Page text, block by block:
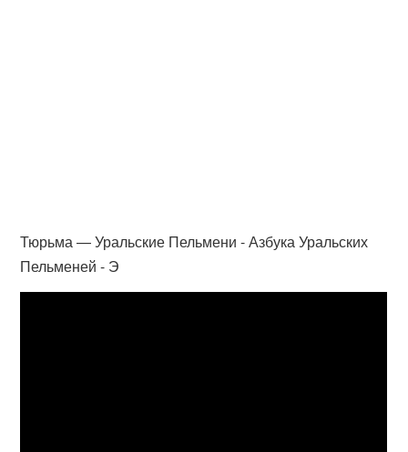
Тюрьма — Уральские Пельмени - Азбука Уральских
Пельменей - Э